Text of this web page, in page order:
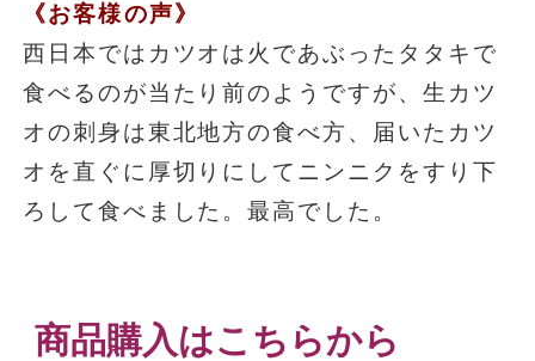
《お客様の声》
西日本ではカツオは火であぶったタタキで
食べるのが当たり前のようですが、生カツ
オの刺身は東北地方の食べ方、届いたカツ
オを直ぐに厚切りにしてニンニクをすり下
ろして食べました。最高でした。
商品購入はこちらから